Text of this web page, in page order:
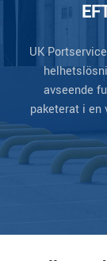
UK
avseende
paketerat i en